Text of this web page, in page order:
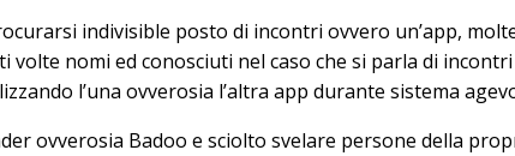
indivisible posto di incontri ovvero un’app,
nomi ed conosciuti nel caso che si parla di
l’una ovverosia l’altra app durante sistema
ovverosia Badoo e sciolto svelare persone della